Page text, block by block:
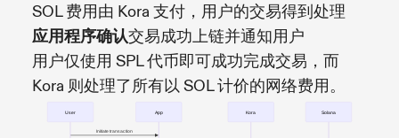
SOL 费用由 Kora 支付，用户的交易得到处理
应用程序确认交易成功上链并通知用户
用户仅使用 SPL 代币即可成功完成交易，而
Kora 则处理了所有以 SOL 计价的网络费用。